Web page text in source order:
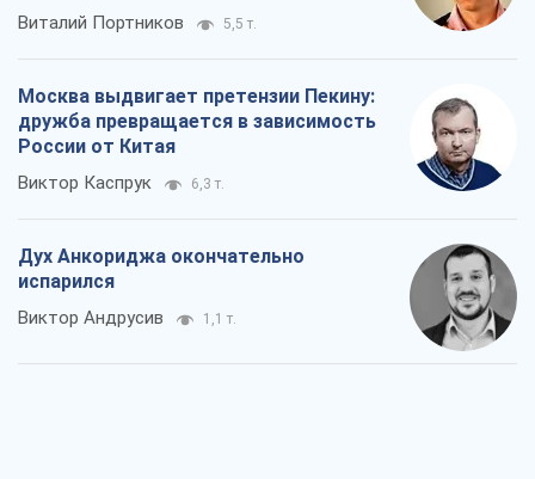
Виталий Портников 5,5 т.
Москва выдвигает претензии Пекину:
дружба превращается в зависимость
России от Китая
Виктор Каспрук 6,3 т.
Дух Анкориджа окончательно
испарился
Виктор Андрусив 1,1 т.